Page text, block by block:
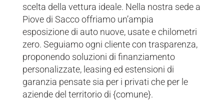
scelta della vettura ideale. Nella nostra sede a
Piove di Sacco offriamo un’ampia
esposizione di auto nuove, usate e chilometri
zero. Seguiamo ogni cliente con trasparenza,
proponendo soluzioni di finanziamento
personalizzate, leasing ed estensioni di
garanzia pensate sia per i privati che per le
aziende del territorio di {comune}.